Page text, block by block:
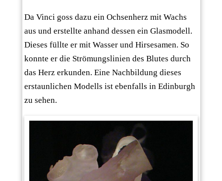
Da Vinci goss dazu ein Ochsenherz mit Wachs
aus und erstellte anhand dessen ein Glasmodell.
Dieses füllte er mit Wasser und Hirsesamen. So
konnte er die Strömungslinien des Blutes durch
das Herz erkunden. Eine Nachbildung dieses
erstaunlichen Modells ist ebenfalls in Edinburgh
zu sehen.